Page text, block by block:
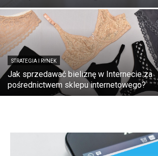
STRATEGIA I RYNEK
Jak sprzedawać bieliznę w Internecie za
pośrednictwem sklepu internetowego?